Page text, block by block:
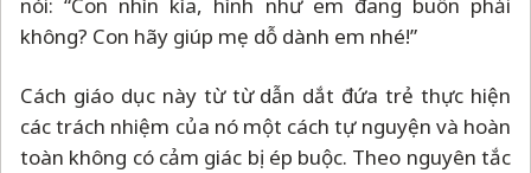
nói: “Con nhìn kìa, hình như em đang buồn phải
không? Con hãy giúp mẹ dỗ dành em nhé!”
Cách giáo dục này từ từ dẫn dắt đứa trẻ thực hiện
các trách nhiệm của nó một cách tự nguyện và hoàn
toàn không có cảm giác bị ép buộc. Theo nguyên tắc